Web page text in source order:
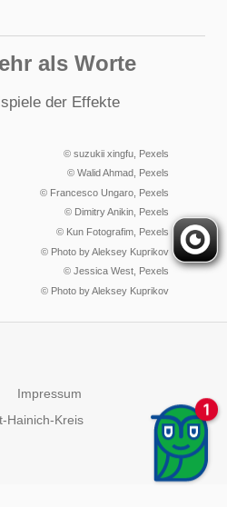
als Worte
der Effekte
© suzukii xingfu, Pexels
© Walid Ahmad, Pexels
© Francesco Ungaro, Pexels
© Dimitry Anikin, Pexels
© Kun Fotografim, Pexels
© Photo by Aleksey Kuprikov
© Jessica West, Pexels
© Photo by Aleksey Kuprikov
Impressum
Hainich-Kreis